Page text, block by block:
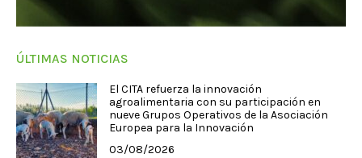
ÚLTIMAS NOTICIAS
El CITA refuerza la innovación
agroalimentaria con su participación en
nueve Grupos Operativos de la Asociación
Europea para la Innovación
03/08/2026